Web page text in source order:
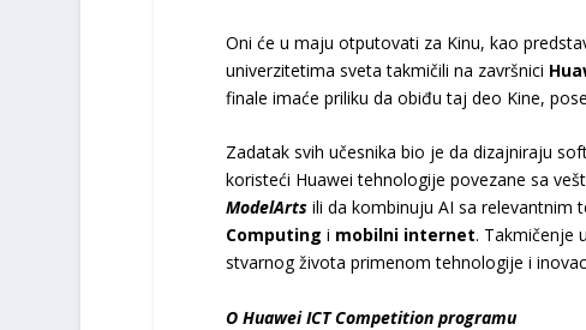
Oni će u maju otputovati za Kinu, kao
univerzitetima sveta takmičili na završnici
finale imaće priliku da obiđu taj deo Kine,
Zadatak svih učesnika bio je da dizajniraju
koristeći Huawei tehnologije povezane sa
ModelArtsili da kombinuju AI sa relevantnim
Computing i mobilni internet. Takmičenje
stvarnog života primenom tehnologije i
O Huawei ICT Competition programu